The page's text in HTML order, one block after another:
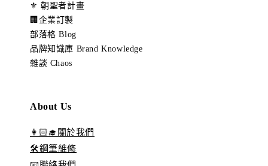
⚜️ 朝聖者計畫
🏢企業訂製
部落格 Blog
品牌知識庫 Brand Knowledge
雜談 Chaos
About Us
👩🏻‍🎓關於我們
🛠️鋼筆維修